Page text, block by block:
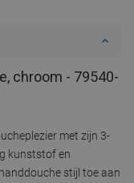
chroom - 79540-
met zijn 3-
kunststof en
stijl toe aan